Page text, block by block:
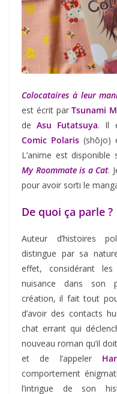
Colocataires à leur
est écrit parTsunami
de Asu Futatsuya. Il
Comic Polaris (shōjo)
L’anime est disponible
My Roommate is a Cat.
pour avoir sorti le
De quoi ça parle ?
Auteur d’histoires
distingue par sa
effet, considérant
nuisance dans son
création, il fait tout
d’avoir des contacts
chat errant qui
nouveau roman qu’il
et de l’appeler
comportement
l’intrigue de son